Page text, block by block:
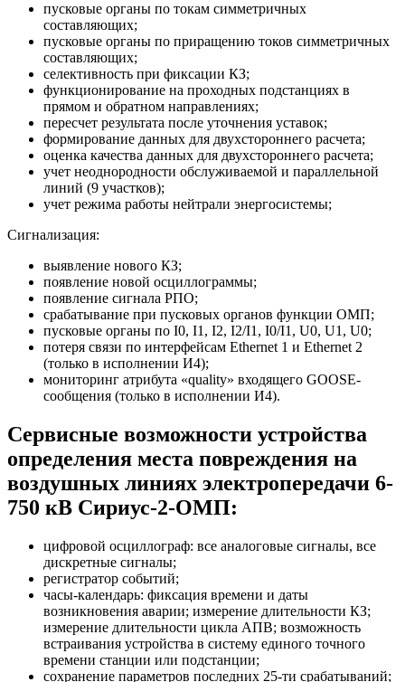
пусковые органы по токам симметричных
составляющих;
пусковые органы по приращению токов симметричных
составляющих;
селективность при фиксации КЗ;
функционирование на проходных подстанциях в
прямом и обратном направлениях;
пересчет результата после уточнения уставок;
формирование данных для двухстороннего расчета;
оценка качества данных для двухстороннего расчета;
учет неоднородности обслуживаемой и параллельной
линий (9 участков);
учет режима работы нейтрали энергосистемы;
Сигнализация:
выявление нового КЗ;
появление новой осциллограммы;
появление сигнала РПО;
срабатывание при пусковых органов функции ОМП;
пусковые органы по I0, I1, I2, I2/I1, I0/I1, U0, U1, U0;
потеря связи по интерфейсам Ethernet 1 и Ethernet 2
(только в исполнении И4);
мониторинг атрибута «quality» входящего GOOSE-
сообщения (только в исполнении И4).
Сервисные возможности устройства
определения места повреждения на
воздушных линиях электропередачи 6-
750 кВ Сириус-2-ОМП:
цифровой осциллограф: все аналоговые сигналы, все
дискретные сигналы;
регистратор событий;
часы-календарь: фиксация времени и даты
возникновения аварии; измерение длительности КЗ;
измерение длительности цикла АПВ; возможность
встраивания устройства в систему единого точного
времени станции или подстанции;
сохранение параметров последних 25-ти срабатываний;